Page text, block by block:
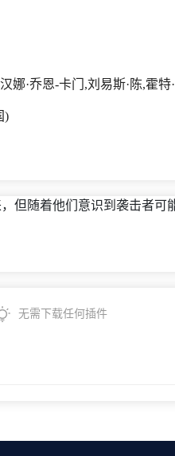
娜·乔恩-卡门,刘易斯·陈,霍
)
但随着他们意识到袭击者可
无需下载任何插件